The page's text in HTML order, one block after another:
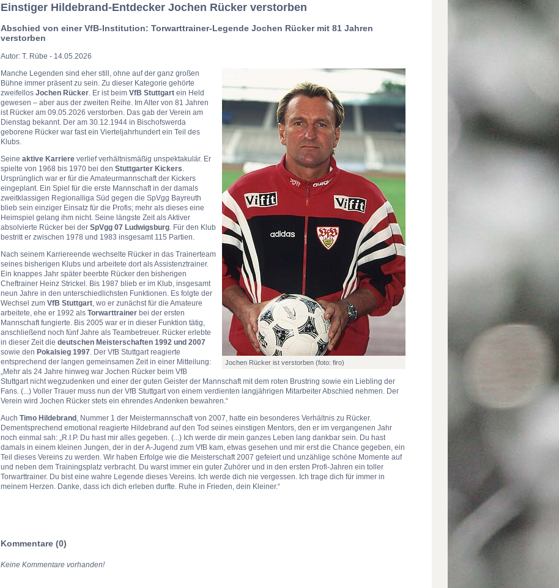
Einstiger Hildebrand-Entdecker Jochen Rücker verstorben
Abschied von einer VfB-Institution: Torwarttrainer-Legende Jochen Rücker mit 81 Jahren
verstorben
Autor: T. Rübe - 14.05.2026
Jochen Rücker ist verstorben (foto: firo)
Manche Legenden sind eher still, ohne auf der ganz großen
Bühne immer präsent zu sein. Zu dieser Kategorie gehörte
zweifellos Jochen Rücker. Er ist beim VfB Stuttgart ein Held
gewesen – aber aus der zweiten Reihe. Im Alter von 81 Jahren
ist Rücker am 09.05.2026 verstorben. Das gab der Verein am
Dienstag bekannt. Der am 30.12.1944 in Bischofswerda
geborene Rücker war fast ein Vierteljahrhundert ein Teil des
Klubs.
Seine aktive Karriere verlief verhältnismäßig unspektakulär. Er
spielte von 1968 bis 1970 bei den Stuttgarter Kickers.
Ursprünglich war er für die Amateurmannschaft der Kickers
eingeplant. Ein Spiel für die erste Mannschaft in der damals
zweitklassigen Regionalliga Süd gegen die SpVgg Bayreuth
blieb sein einziger Einsatz für die Profis; mehr als dieses eine
Heimspiel gelang ihm nicht. Seine längste Zeit als Aktiver
absolvierte Rücker bei der SpVgg 07 Ludwigsburg. Für den Klub
bestritt er zwischen 1978 und 1983 insgesamt 115 Partien.
Nach seinem Karriereende wechselte Rücker in das Trainerteam
seines bisherigen Klubs und arbeitete dort als Assistenztrainer.
Ein knappes Jahr später beerbte Rücker den bisherigen
Cheftrainer Heinz Strickel. Bis 1987 blieb er im Klub, insgesamt
neun Jahre in den unterschiedlichsten Funktionen. Es folgte der
Wechsel zum VfB Stuttgart, wo er zunächst für die Amateure
arbeitete, ehe er 1992 als Torwarttrainer bei der ersten
Mannschaft fungierte. Bis 2005 war er in dieser Funktion tätig,
anschließend noch fünf Jahre als Teambetreuer. Rücker erlebte
in dieser Zeit die deutschen Meisterschaften 1992 und 2007
sowie den Pokalsieg 1997. Der VfB Stuttgart reagierte
entsprechend der langen gemeinsamen Zeit in einer Mitteilung:
„Mehr als 24 Jahre hinweg war Jochen Rücker beim VfB
Stuttgart nicht wegzudenken und einer der guten Geister der Mannschaft mit dem roten Brustring sowie ein Liebling der
Fans. (...) Voller Trauer muss nun der VfB Stuttgart von einem verdienten langjährigen Mitarbeiter Abschied nehmen. Der
Verein wird Jochen Rücker stets ein ehrendes Andenken bewahren.“
Auch Timo Hildebrand , Nummer 1 der Meistermannschaft von 2007, hatte ein besonderes Verhältnis zu Rücker.
Dementsprechend emotional reagierte Hildebrand auf den Tod seines einstigen Mentors, den er im vergangenen Jahr
noch einmal sah: „R.I.P. Du hast mir alles gegeben. (...) Ich werde dir mein ganzes Leben lang dankbar sein. Du hast
damals in einem kleinen Jungen, der in der A-Jugend zum VfB kam, etwas gesehen und mir erst die Chance gegeben, ein
Teil dieses Vereins zu werden. Wir haben Erfolge wie die Meisterschaft 2007 gefeiert und unzählige schöne Momente auf
und neben dem Trainingsplatz verbracht. Du warst immer ein guter Zuhörer und in den ersten Profi-Jahren ein toller
Torwarttrainer. Du bist eine wahre Legende dieses Vereins. Ich werde dich nie vergessen. Ich trage dich für immer in
meinem Herzen. Danke, dass ich dich erleben durfte. Ruhe in Frieden, dein Kleiner.“
Kommentare (0)
Keine Kommentare vorhanden!